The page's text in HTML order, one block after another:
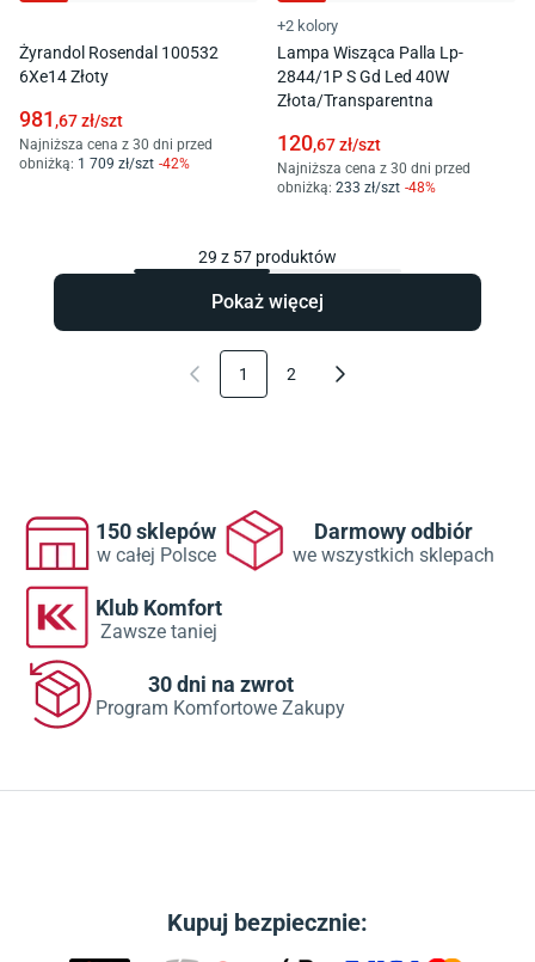
Żyrandol Rosendal 100532
6Xe14 Złoty
981 ,67zł/szt
Najniższa cena z 30 dni przed
obniżką: 1 709 zł/szt -42%
+2 kolory
Lampa Wisząca Palla Lp-
2844/1P S Gd Led 40W
Złota/Transparentna
120,67zł/szt
Najniższa cena z 30 dni przed
obniżką: 233 zł/szt -48%
29 z 57 produktów
Pokaż więcej
1 2
150 sklepów
w całej Polsce
Darmowy odbiór
we wszystkich sklepach
Klub Komfort
Zawsze taniej
30 dni na zwrot
Program Komfortowe Zakupy
Kupuj bezpiecznie: